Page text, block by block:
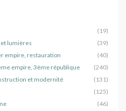
(19)
et lumières
(39)
empire, restauration
(40)
empire, 3ème république
(240)
et modernité
(131)
(125)
(46)